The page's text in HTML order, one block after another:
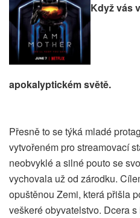
Když vás
apokalyptickém světě.
Přesně to se týká mladé
vytvořeném pro streamovací
neobvyklé a silné pouto se
vychovala už od zárodku.
opuštěnou Zemi, která přišla
veškeré obyvatelstvo. Dcera